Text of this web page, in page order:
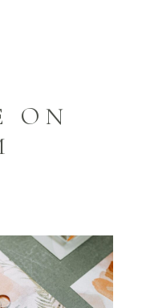
ON